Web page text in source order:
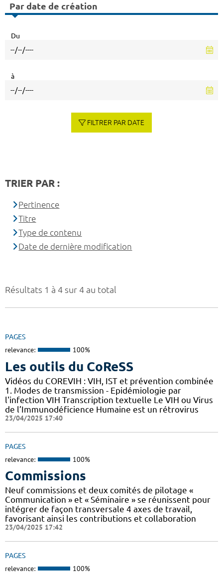
Résultats 1 à 4 sur 4 au total
PAGES
relevance: 100%
Les outils du CoReSS
Vidéos du COREVIH : VIH, IST et prévention combinée
1. Modes de transmission - Epidémiologie par
l'infection VIH Transcription textuelle Le VIH ou Virus
de l’Immunodéficience Humaine est un rétrovirus
23/04/2025 17:40
PAGES
relevance: 100%
Commissions
Neuf commissions et deux comités de pilotage «
Communication » et « Séminaire » se réunissent pour
intégrer de façon transversale 4 axes de travail,
favorisant ainsi les contributions et collaboration
23/04/2025 17:42
PAGES
relevance: 100%
Par date de création
Du
à
FILTRER PAR DATE
TRIER PAR :
Pertinence
Titre
Type de contenu
Date de dernière modification